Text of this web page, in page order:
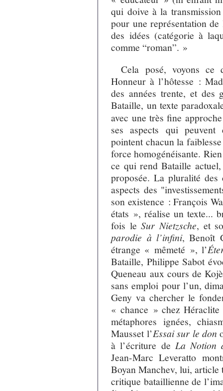
qui doive à la
pour une représentation
des idées (catégorie à
comme “roman”. »
Cela posé, voyons
Honneur à l’hôtesse :
des années trente, et des
Bataille, un texte
avec une très fine
ses aspects qui
pointent chacun la
force homogénéisante.
ce qui rend Bataille
proposée. La pluralité
aspects des
son existence : François
états », réalise un texte...
fois leSur Nietzsche, et
parodie à l’infini, Benoît
étrange « mêmeté », l’
Bataille, Philippe Sabot
Queneau aux cours de
sans emploi pour l’un,
Geny va chercher le
« chance » chez
métaphores ignées,
Mausset l’Essai sur le don
à l’écriture de La Notion
Jean-Marc Leveratto
Boyan Manchev, lui, article
critique bataillienne de